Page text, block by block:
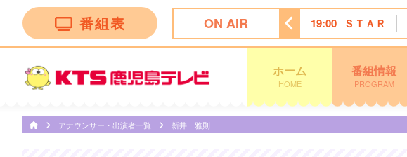
番組表 ON AIR
ｅｗｓ イット！第１部 18:09 ＫＴＳライブニュース 19:00 ＳＴＡＲ
ホーム
HOME
番組情報
PROGRAM
アナウンサー・出演者一覧 新井 雅則